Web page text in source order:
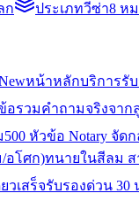
ก
ประเภทวีซ่า8 หม
หน้าหลักบริการรั
อรวมคำถามจริงจาก
500 หัวข้อ Notary จัด
/อโศก)ทนายในสีลม
วเสร็จรับรองด่วน 30